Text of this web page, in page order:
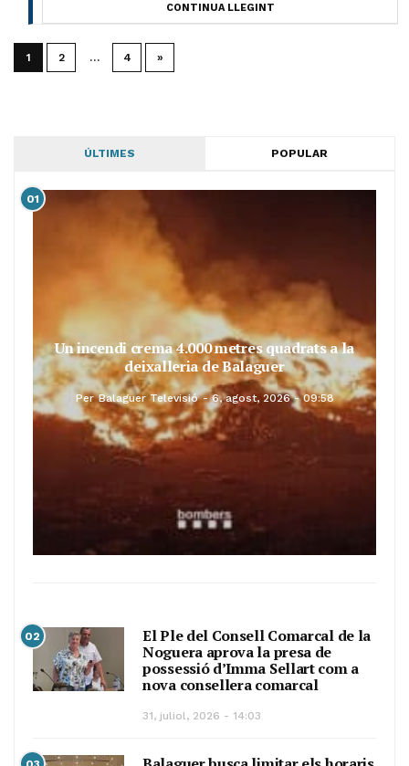
CONTINUA LLEGINT
1 2 … 4 »
ÚLTIMES POPULAR
01
Un incendi crema 4.000 metres quadrats a la
deixalleria de Balaguer
Per Balaguer Televisió 6, agost, 2026 - 09:58
02
El Ple del Consell Comarcal de la
Noguera aprova la presa de
possessió d’Imma Sellart com a
nova consellera comarcal
31, juliol, 2026 - 14:03